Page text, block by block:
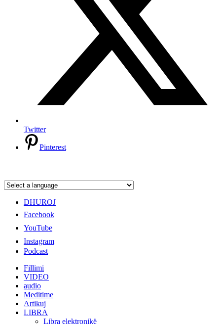
Twitter
Pinterest
DHUROJ
Facebook
YouTube
Instagram
Podcast
Fillimi
VIDEO
audio
Meditime
Artikuj
LIBRA
Libra elektronikë